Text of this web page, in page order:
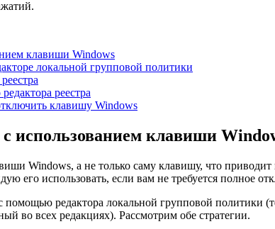
клавиши Windows
локальной групповой политики
реестра
клавишу Windows
использованием клавиши
Windows, а не только саму клавишу, что
его использовать, если вам не требуется полное
редактора локальной групповой политики
во всех редакциях). Рассмотрим обе стратегии.